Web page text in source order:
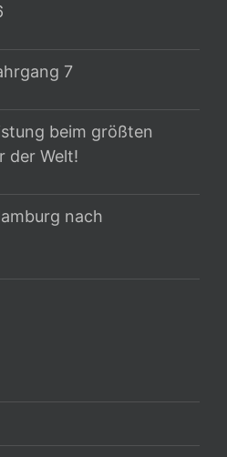
7
beim größten
der Welt!
nach